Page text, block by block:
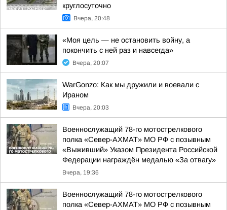
круглосуточно
Вчера, 20:48
«Моя цель — не остановить войну, а
покончить с ней раз и навсегда»
Вчера, 20:07
WarGonzo: Как мы дружили и воевали с
Ираном
Вчера, 20:03
Военнослужащий 78-го мотострелкового
полка «Север-АХМАТ» МО РФ с позывным
«Выживший» Указом Президента Российской
Федерации награждён медалью «За отвагу»
Вчера, 19:36
Военнослужащий 78-го мотострелкового
полка «Север-АХМАТ» МО РФ с позывным